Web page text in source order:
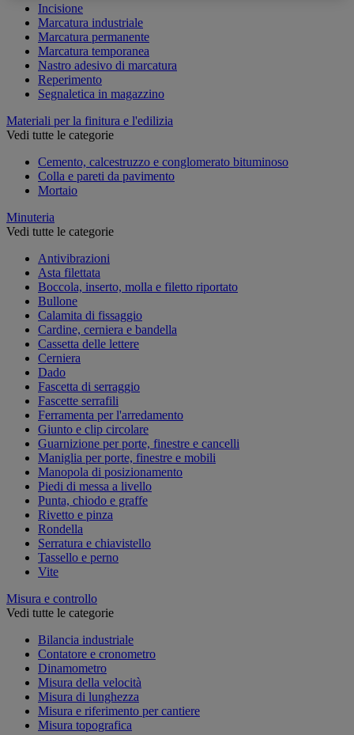
Incisione
Marcatura industriale
Marcatura permanente
Marcatura temporanea
Nastro adesivo di marcatura
Reperimento
Segnaletica in magazzino
Materiali per la finitura e l'edilizia
Vedi tutte le categorie
Cemento, calcestruzzo e conglomerato bituminoso
Colla e pareti da pavimento
Mortaio
Minuteria
Vedi tutte le categorie
Antivibrazioni
Asta filettata
Boccola, inserto, molla e filetto riportato
Bullone
Calamita di fissaggio
Cardine, cerniera e bandella
Cassetta delle lettere
Cerniera
Dado
Fascetta di serraggio
Fascette serrafili
Ferramenta per l'arredamento
Giunto e clip circolare
Guarnizione per porte, finestre e cancelli
Maniglia per porte, finestre e mobili
Manopola di posizionamento
Piedi di messa a livello
Punta, chiodo e graffe
Rivetto e pinza
Rondella
Serratura e chiavistello
Tassello e perno
Vite
Misura e controllo
Vedi tutte le categorie
Bilancia industriale
Contatore e cronometro
Dinamometro
Misura della velocità
Misura di lunghezza
Misura e riferimento per cantiere
Misura topografica